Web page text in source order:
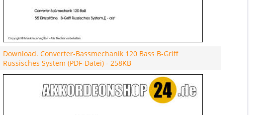
Download. Converter-Bassmechanik 120 Bass B-Griff
Russisches System (PDF-Datei) - 258KB